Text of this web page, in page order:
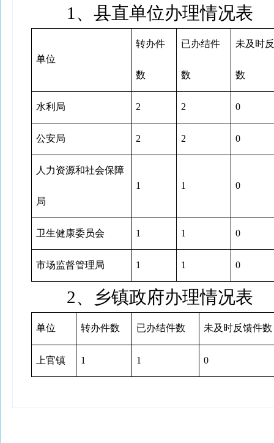
1、县直单位办理情况表
单位
转办件
数
已办结件
数
未及时
数
水利局 2 2 0
公安局 2 2 0
人力资源和社会保障
局
1 1 0
卫生健康委员会 1 1 0
市场监督管理局 1 1 0
2、乡镇政府办理情况表
单位 转办件数 已办结件数 未及时反馈件数
上官镇 1 1 0